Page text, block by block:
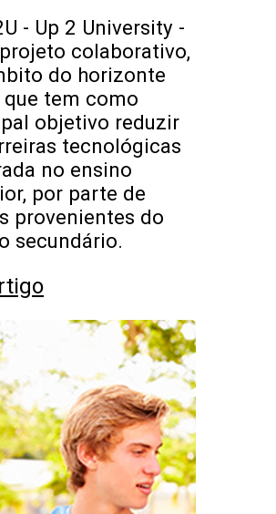
- Up 2 University -
colaborativo,
do horizonte
que tem como
objetivo reduzir
tecnológicas
no ensino
por parte de
provenientes do
secundário.